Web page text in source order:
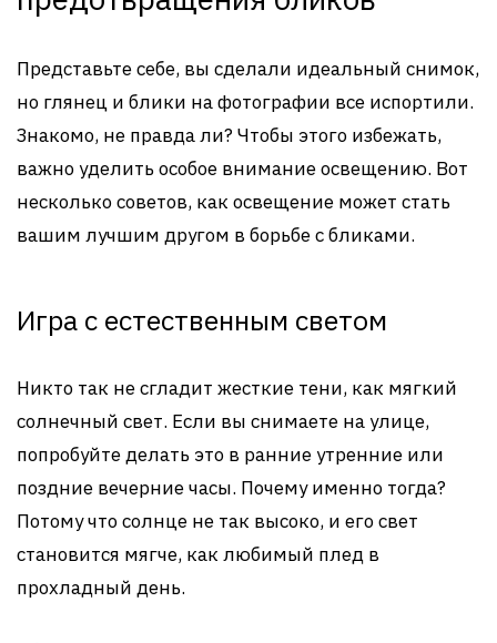
Представьте себе, вы сделали идеальный снимок,
но глянец и блики на фотографии все испортили.
Знакомо, не правда ли? Чтобы этого избежать,
важно уделить особое внимание освещению. Вот
несколько советов, как освещение может стать
вашим лучшим другом в борьбе с бликами.
Игра с естественным светом
Никто так не сгладит жесткие тени, как мягкий
солнечный свет. Если вы снимаете на улице,
попробуйте делать это в ранние утренние или
поздние вечерние часы. Почему именно тогда?
Потому что солнце не так высоко, и его свет
становится мягче, как любимый плед в
прохладный день.